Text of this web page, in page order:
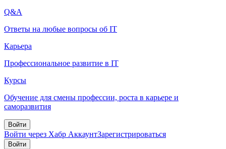
Q&A
Ответы на любые вопросы об IT
Карьера
Профессиональное развитие в IT
Курсы
Обучение для смены профессии, роста в карьере и
саморазвития
Войти
Войти через Хабр АккаунтЗарегистрироваться
Войти